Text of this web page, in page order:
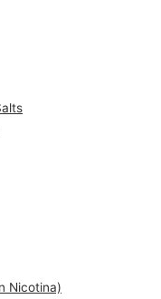
Nicotina)